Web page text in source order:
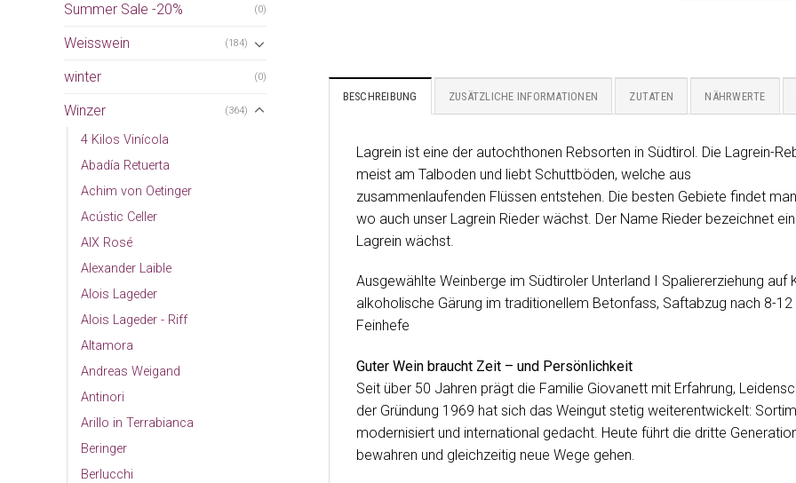
Summer Sale -20% (0)
Weisswein (184)
winter (0)
Winzer (364)
4 Kilos Vinícola
Abadía Retuerta
Achim von Oetinger
Acústic Celler
AIX Rosé
Alexander Laible
Alois Lageder
Alois Lageder - Riff
Altamora
Andreas Weigand
Antinori
Arillo in Terrabianca
Beringer
Berlucchi
BESCHREIBUNG ZUSÄTZLICHE INFORMATIONEN ZUTATEN NÄHRWERTE
Lagrein ist eine der autochthonen Rebsorten in Südtirol. Die Lagrein-
meist am Talboden und liebt Schuttböden, welche aus
zusammenlaufenden Flüssen entstehen. Die besten Gebiete findet
wo auch unser Lagrein Rieder wächst. Der Name Rieder bezeichnet
Lagrein wächst.
Ausgewählte Weinberge im Südtiroler Unterland I Spaliererziehung auf
alkoholische Gärung im traditionellem Betonfass, Saftabzug nach 8-
Feinhefe
Guter Wein braucht Zeit – und Persönlichkeit
Seit über 50 Jahren prägt die Familie Giovanett mit Erfahrung,
der Gründung 1969 hat sich das Weingut stetig weiterentwickelt:
modernisiert und international gedacht. Heute führt die dritte
bewahren und gleichzeitig neue Wege gehen.